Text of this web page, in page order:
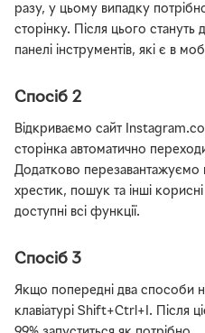
разу, у цьому випадку
сторінку. Після цього стануть
панелі інструментів, які є в
Спосіб 2
Відкриваємо сайт
сторінка автоматично
Додатково перезавантажуємо
хрестик, пошук та інші
доступні всі функції.
Спосіб 3
Якщо попередні два способи
клавіатурі Shift+Ctrl+I. Після